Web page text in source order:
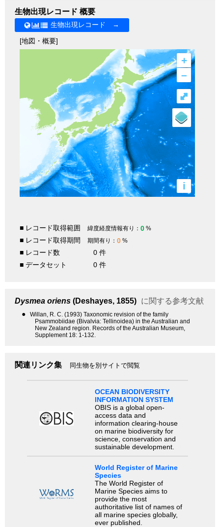
生物出現レコード 概要
生物出現レコード →
[地図・概要]
+
–
i
⤢
■ レコード取得範囲 緯度経度情報有り： 0 %
■ レコード取得期間 期間有り： 0 %
■ レコード数
0 件
■ データセット
0 件
Dysmea oriens (Deshayes, 1855) に関する参考文献
●
Willan, R. C. (1993) Taxonomic revision of the family
Psammobiidae (Bivalvia: Tellinoidea) in the Australian and
New Zealand region. Records of the Australian Museum,
Supplement 18: 1-132.
関連リンク集 同生物を別サイトで閲覧
OCEAN BIODIVERSITY
INFORMATION SYSTEM
OBIS is a global open-
access data and
information clearing-house
on marine biodiversity for
science, conservation and
sustainable development.
World Register of Marine
Species
The World Register of
Marine Species aims to
provide the most
authoritative list of names of
all marine species globally,
ever published.